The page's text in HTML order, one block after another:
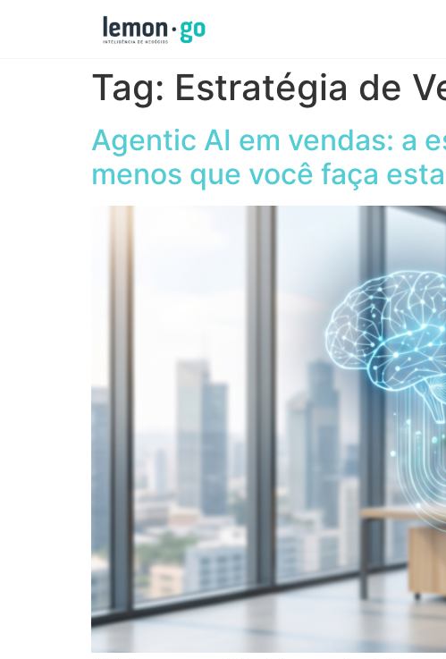
Tag: Estratégia de
Agentic AI em vendas: a
menos que você faça